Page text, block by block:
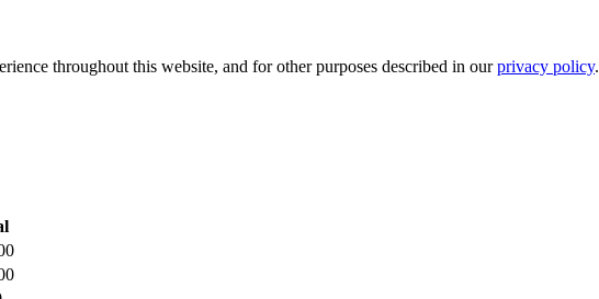
throughout this website, and for other purposes described in ourprivacy policy.